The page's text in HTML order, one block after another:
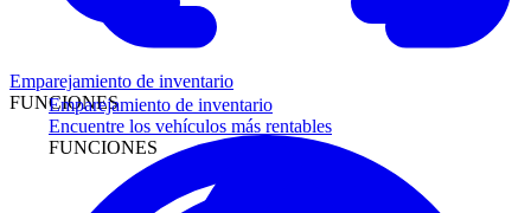
Emparejamiento de inventario
Encuentre los vehículos más rentables
FUNCIONES
Emparejamiento de inventario
FUNCIONES